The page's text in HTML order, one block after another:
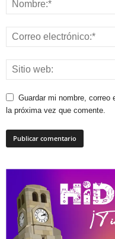
Guardar mi nombre, correo
la próxima vez que comente.